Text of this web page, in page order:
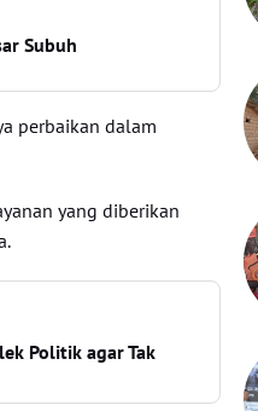
Subuh
perbaikan dalam
yang diberikan
Politik agar Tak